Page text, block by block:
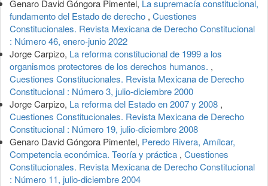
Genaro David Góngora Pimentel, La supremacía constitucional,
fundamento del Estado de derecho , Cuestiones
Constitucionales. Revista Mexicana de Derecho Constitucional
: Número 46, enero-junio 2022
Jorge Carpizo, La reforma constitucional de 1999 a los
organismos protectores de los derechos humanos. ,
Cuestiones Constitucionales. Revista Mexicana de Derecho
Constitucional : Número 3, julio-diciembre 2000
Jorge Carpizo, La reforma del Estado en 2007 y 2008 ,
Cuestiones Constitucionales. Revista Mexicana de Derecho
Constitucional : Número 19, julio-diciembre 2008
Genaro David Góngora Pimentel, Peredo Rivera, Amílcar,
Competencia económica. Teoría y práctica , Cuestiones
Constitucionales. Revista Mexicana de Derecho Constitucional
: Número 11, julio-diciembre 2004